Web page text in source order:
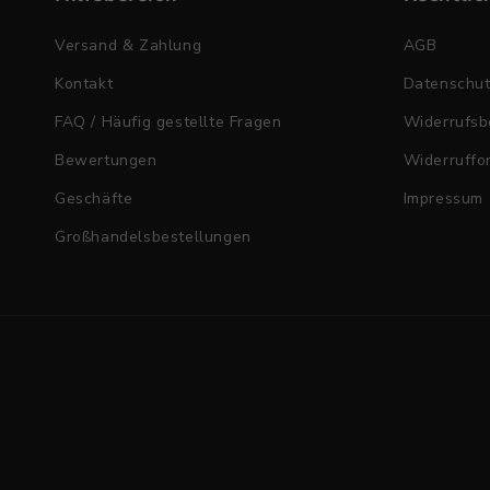
Versand & Zahlung
Kontakt
FAQ / Häufig gestellte Fragen
Bewertungen
Geschäfte
Großhandelsbestellungen
AGB
Impressum